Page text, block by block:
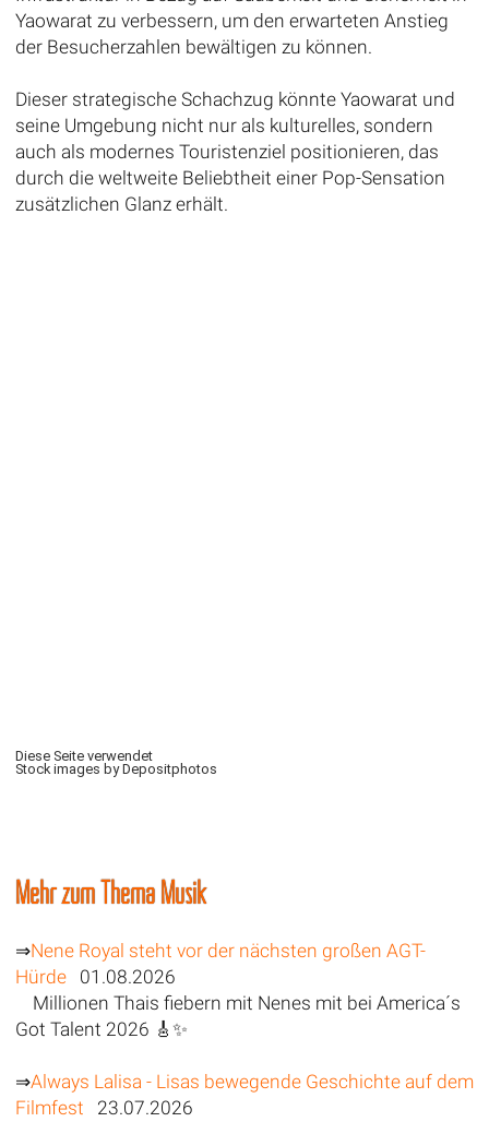
Yaowarat zu verbessern, um den erwarteten Anstieg
der Besucherzahlen bewältigen zu können.
Dieser strategische Schachzug könnte Yaowarat und
seine Umgebung nicht nur als kulturelles, sondern
auch als modernes Touristenziel positionieren, das
durch die weltweite Beliebtheit einer Pop-Sensation
zusätzlichen Glanz erhält.
Diese Seite verwendet
Stock images by Depositphotos
Mehr zum Thema Musik
⇒Nene Royal steht vor der nächsten großen AGT-
Hürde01.08.2026
Millionen Thais fiebern mit Nenes mit bei America´s
Got Talent 2026 🎸✨
⇒Always Lalisa - Lisas bewegende Geschichte auf dem
Filmfest 23.07.2026